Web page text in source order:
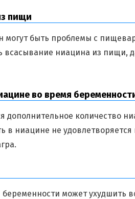
пищи
быть проблемы с
всасывание ниацина из пищи,
во время
дополнительное количество
в ниацине не
может ухудшить